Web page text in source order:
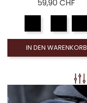
59,90 CHF
IN DEN WARENKORB